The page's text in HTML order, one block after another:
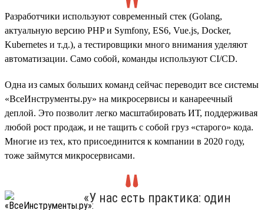
Разработчики используют современный стек (Golang,
актуальную версию PHP и Symfony, ES6, Vue.js, Docker,
Kubernetes и т.д.), а тестировщики много внимания уделяют
автоматизации. Само собой, команды используют CI/CD.
Одна из самых больших команд сейчас переводит все системы
«ВсеИнструменты.ру» на микросервисы и канареечный
деплой. Это позволит легко масштабировать ИТ, поддерживая
любой рост продаж, и не тащить с собой груз «старого» кода.
Многие из тех, кто присоединится к компании в 2020 году,
тоже займутся микросервисами.
«У нас есть практика: один